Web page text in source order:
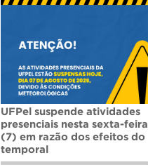
UFPel suspende atividades
presenciais nesta sexta-feira
(7) em razão dos efeitos do
temporal